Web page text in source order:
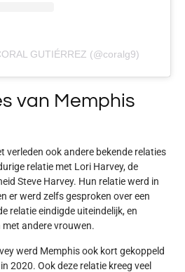
GUTIÉRREZ (@coralg9)
van Memphis
verleden ook andere bekende relaties
relatie met Lori Harvey, de
Steve Harvey. Hun relatie werd in
er werd zelfs gesproken over een
relatie eindigde uiteindelijk, en
andere vrouwen.
werd Memphis ook kort gekoppeld
2020. Ook deze relatie kreeg veel